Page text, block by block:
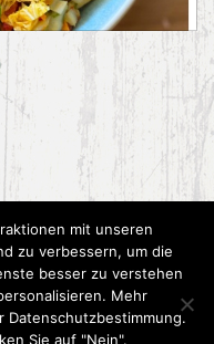
Salat
Datenschutz
mit unseren
zu verbessern, um die
besser zu verstehen
Mehr
Datenschutzbestimmung.
Sie auf "Nein".